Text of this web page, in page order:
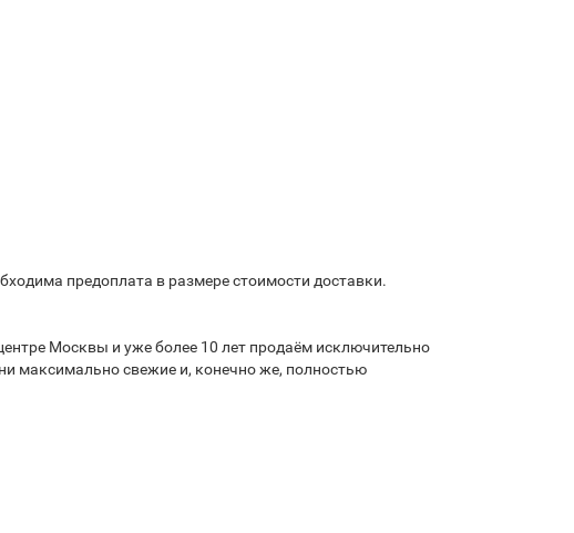
предоплата в размере стоимости доставки.
Москвы и уже более 10 лет продаём исключительно
максимально свежие и, конечно же, полностью